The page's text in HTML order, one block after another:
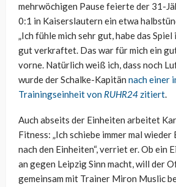
mehrwöchigen Pause feierte der 31-
0:1 in Kaiserslautern ein etwa
„Ich fühle mich sehr gut, habe das
gut verkraftet. Das war für mich ein
vorne. Natürlich weiß ich, dass noch
wurde der Schalke-Kapitän nach einer
Trainingseinheit von RUHR24 zitiert.
Auch abseits der Einheiten arbeitet
Fitness: „Ich schiebe immer mal
nach den Einheiten“, verriet er. Ob ein
an gegen Leipzig Sinn macht, will der
gemeinsam mit Trainer Miron Muslic